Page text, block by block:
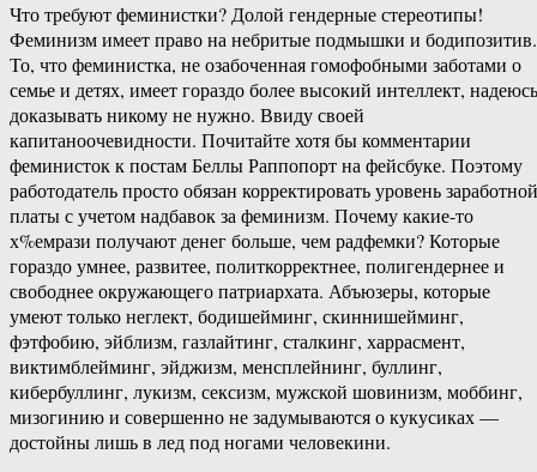
Что требуют феминистки? Долой гендерные стереотипы!
Феминизм имеет право на небритые подмышки и бодипозитив.
То, что феминистка, не озабоченная гомофобными заботами о
семье и детях, имеет гораздо более высокий интеллект, надеюсь
доказывать никому не нужно. Ввиду своей
капитаноочевидности. Почитайте хотя бы комментарии
феминисток к постам Беллы Раппопорт на фейсбуке. Поэтому
работодатель просто обязан корректировать уровень заработной
платы с учетом надбавок за феминизм. Почему какие-то
х%емрази получают денег больше, чем радфемки? Которые
гораздо умнее, развитее, политкорректнее, полигендернее и
свободнее окружающего патриархата. Абъюзеры, которые
умеют только неглект, бодишейминг, скиннишейминг,
фэтфобию, эйблизм, газлайтинг, сталкинг, харрасмент,
виктимблейминг, эйджизм, менсплейнинг, буллинг,
кибербуллинг, лукизм, сексизм, мужской шовинизм, моббинг,
мизогинию и совершенно не задумываются о кукусиках —
достойны лишь в лед под ногами человекини.